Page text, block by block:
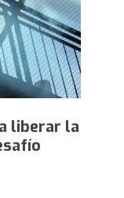
liberar la